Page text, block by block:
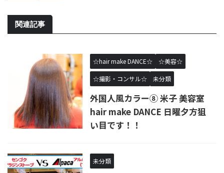
関連記事
☆hair make DANCE☆ ☆美容☆
☆撮影・コンサル☆ 未分類
外国人風カラー⑧ 米子 美容室
hair make DANCE 日曜夕方狙
い目です！！
未分類